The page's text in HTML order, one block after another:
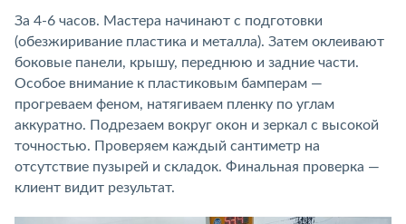
За 4-6 часов. Мастера начинают с подготовки
(обезжиривание пластика и металла). Затем оклеивают
боковые панели, крышу, переднюю и задние части.
Особое внимание к пластиковым бамперам —
прогреваем феном, натягиваем пленку по углам
аккуратно. Подрезаем вокруг окон и зеркал с высокой
точностью. Проверяем каждый сантиметр на
отсутствие пузырей и складок. Финальная проверка —
клиент видит результат.